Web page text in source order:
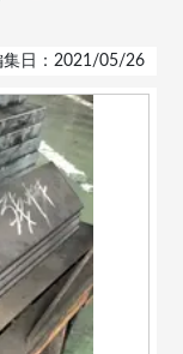
集日：2021/05/26